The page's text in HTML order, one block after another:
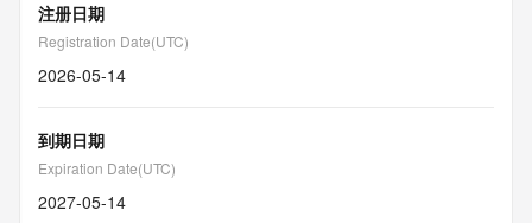
注册日期
Registration Date(UTC)
2026-05-14
到期日期
Expiration Date(UTC)
2027-05-14